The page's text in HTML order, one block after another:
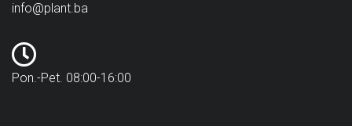
info@plant.ba
Pon.-Pet. 08:00-16:00